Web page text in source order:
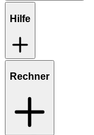
Hilfe
Rechner